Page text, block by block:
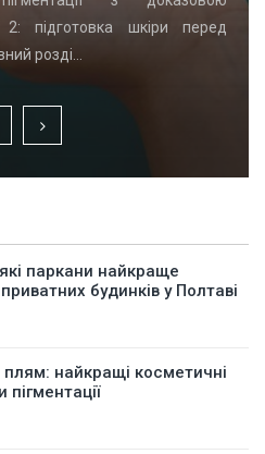
підготовка шкіри перед
розді…
паркани найкраще
будинків у Полтаві
плям: найкращі косметичні